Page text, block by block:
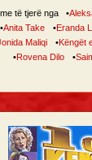
të tjerë nga •
•Anita Take •Eranda
Maliqi •Këngët
•Rovena Dilo •